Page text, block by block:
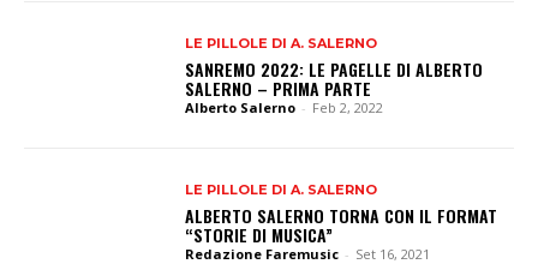
LE PILLOLE DI A. SALERNO
SANREMO 2022: LE PAGELLE DI ALBERTO
SALERNO – PRIMA PARTE
Alberto Salerno - Feb 2, 2022
LE PILLOLE DI A. SALERNO
ALBERTO SALERNO TORNA CON IL FORMAT
“STORIE DI MUSICA”
Redazione Faremusic - Set 16, 2021